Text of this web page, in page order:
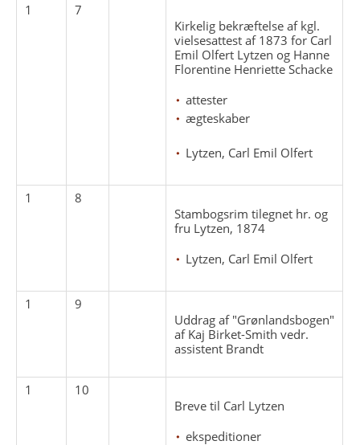
1
7
Kirkelig bekræftelse af kgl.
vielsesattest af 1873 for Carl
Emil Olfert Lytzen og Hanne
Florentine Henriette Schacke
attester
ægteskaber
Lytzen, Carl Emil Olfert
1
8
Stambogsrim tilegnet hr. og
fru Lytzen, 1874
Lytzen, Carl Emil Olfert
1
9
Uddrag af "Grønlandsbogen"
af Kaj Birket-Smith vedr.
assistent Brandt
1
10
Breve til Carl Lytzen
ekspeditioner